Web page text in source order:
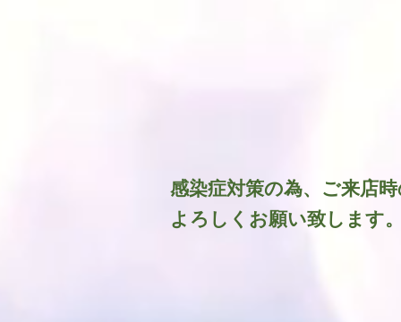
感染症対策の為、ご来店
よろしくお願い致します